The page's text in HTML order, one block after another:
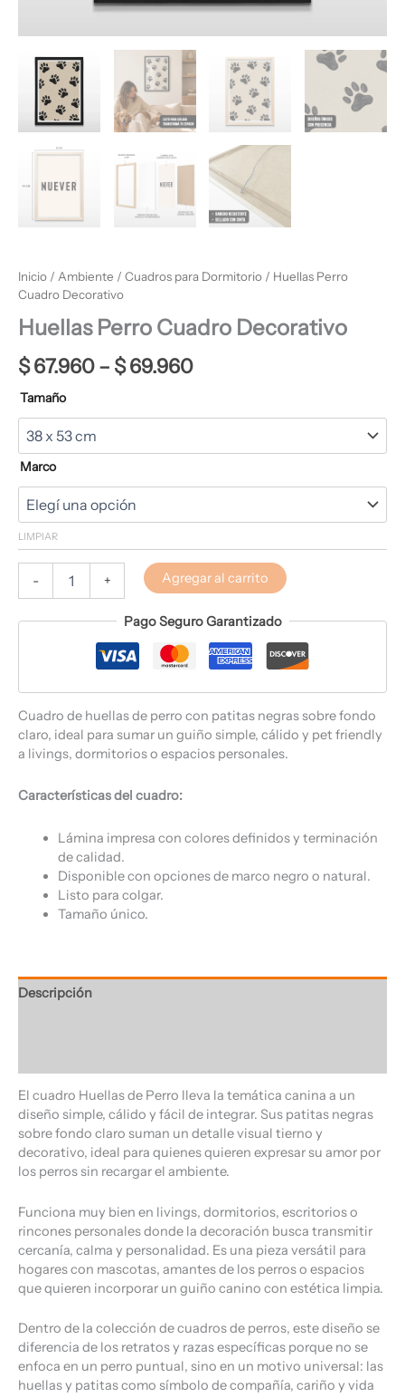
Inicio / Ambiente / Cuadros para Dormitorio / Huellas Perro
Cuadro Decorativo
Huellas Perro Cuadro Decorativo
$67.960– $69.960
Tamaño
Marco
LIMPIAR
- + Agregar al carrito
Pago Seguro Garantizado
Cuadro de huellas de perro con patitas negras sobre fondo
claro, ideal para sumar un guiño simple, cálido y pet friendly
a livings, dormitorios o espacios personales.
Características del cuadro:
Lámina impresa con colores definidos y terminación
de calidad.
Disponible con opciones de marco negro o natural.
Listo para colgar.
Tamaño único.
Descripción
El cuadro Huellas de Perro lleva la temática canina a un
diseño simple, cálido y fácil de integrar. Sus patitas negras
sobre fondo claro suman un detalle visual tierno y
decorativo, ideal para quienes quieren expresar su amor por
los perros sin recargar el ambiente.
Funciona muy bien en livings, dormitorios, escritorios o
rincones personales donde la decoración busca transmitir
cercanía, calma y personalidad. Es una pieza versátil para
hogares con mascotas, amantes de los perros o espacios
que quieren incorporar un guiño canino con estética limpia.
Dentro de la colección de cuadros de perros, este diseño se
diferencia de los retratos y razas específicas porque no se
enfoca en un perro puntual, sino en un motivo universal: las
huellas y patitas como símbolo de compañía, cariño y vida